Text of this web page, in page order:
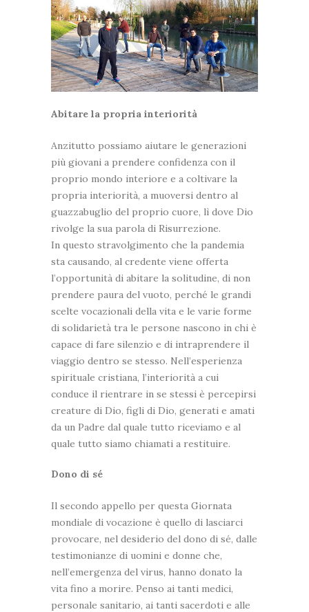
Abitare la propria interiorità
Anzitutto possiamo aiutare le generazioni
più giovani a prendere confidenza con il
proprio mondo interiore e a coltivare la
propria interiorità, a muoversi dentro al
guazzabuglio del proprio cuore, lì dove Dio
rivolge la sua parola di Risurrezione.
In questo stravolgimento che la pandemia
sta causando, al credente viene offerta
l’opportunità di abitare la solitudine, di non
prendere paura del vuoto, perché le grandi
scelte vocazionali della vita e le varie forme
di solidarietà tra le persone nascono in chi è
capace di fare silenzio e di intraprendere il
viaggio dentro se stesso. Nell’esperienza
spirituale cristiana, l’interiorità a cui
conduce il rientrare in se stessi è percepirsi
creature di Dio, figli di Dio, generati e amati
da un Padre dal quale tutto riceviamo e al
quale tutto siamo chiamati a restituire.
Dono di sé
Il secondo appello per questa Giornata
mondiale di vocazione è quello di lasciarci
provocare, nel desiderio del dono di sé, dalle
testimonianze di uomini e donne che,
nell’emergenza del virus, hanno donato la
vita fino a morire. Penso ai tanti medici,
personale sanitario, ai tanti sacerdoti e alle